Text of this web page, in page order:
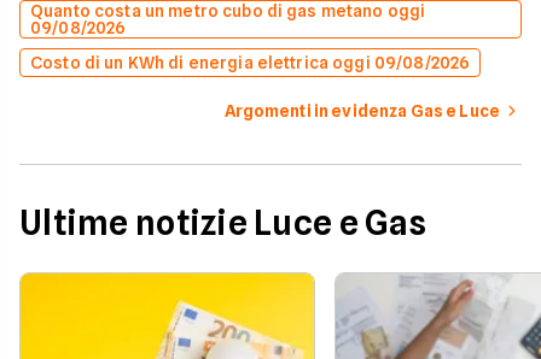
Quanto costa un metro cubo di gas metano oggi
09/08/2026
Costo di un KWh di energia elettrica oggi 09/08/2026
Argomenti in evidenza Gas e Luce
Ultime notizie Luce e Gas